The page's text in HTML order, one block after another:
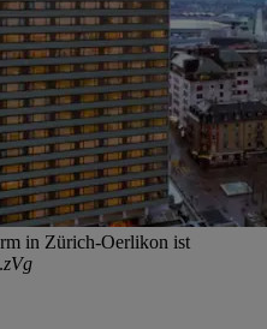
in Zürich-Oerlikon ist
zVg